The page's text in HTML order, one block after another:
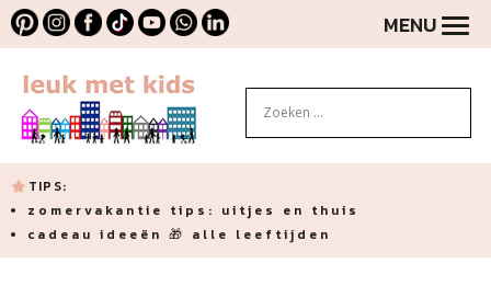
MENU
TIPS:
zomervakantie tips: uitjes en thuis
cadeau ideeën 🎁 alle leeftijden